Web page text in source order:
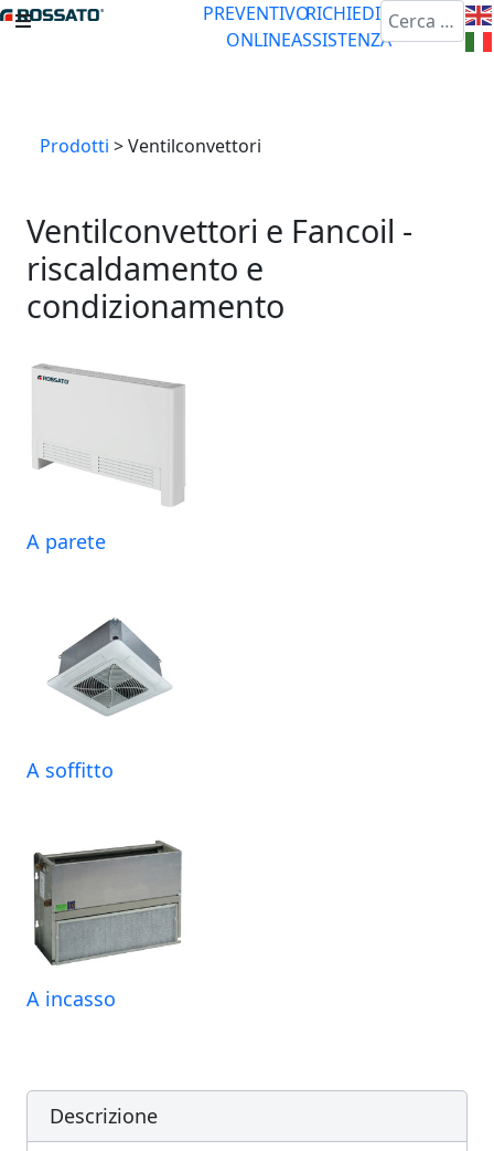
PREVENTIVO
ONLINE
RICHIEDI
ASSISTENZA
Cerca
Prodotti > Ventilconvettori
Ventilconvettori e Fancoil -
riscaldamento e
condizionamento
A parete
A soffitto
A incasso
Descrizione